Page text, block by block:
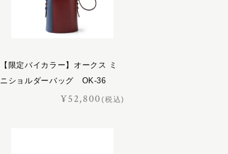
【限定バイカラー】オークス ミ
ニショルダーバッグ OK-36
¥52,800(税込)